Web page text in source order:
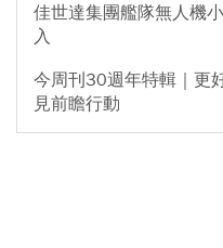
佳世達集團艦隊無人機
入
今周刊30週年特輯｜更
見前瞻行動